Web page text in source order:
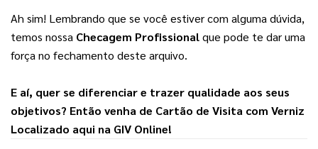
Ah sim! Lembrando que se você estiver com alguma dúvida,
temos nossa Checagem Profissional que pode te dar uma
força no fechamento deste arquivo.
E aí, quer se diferenciar e trazer qualidade aos seus
objetivos? Então venha de Cartão de Visita com Verniz
Localizado aqui na GIV Online!